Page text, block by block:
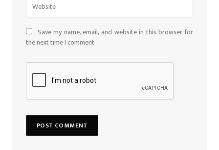
Save my name, email, and website in this browser for
the next time I comment.